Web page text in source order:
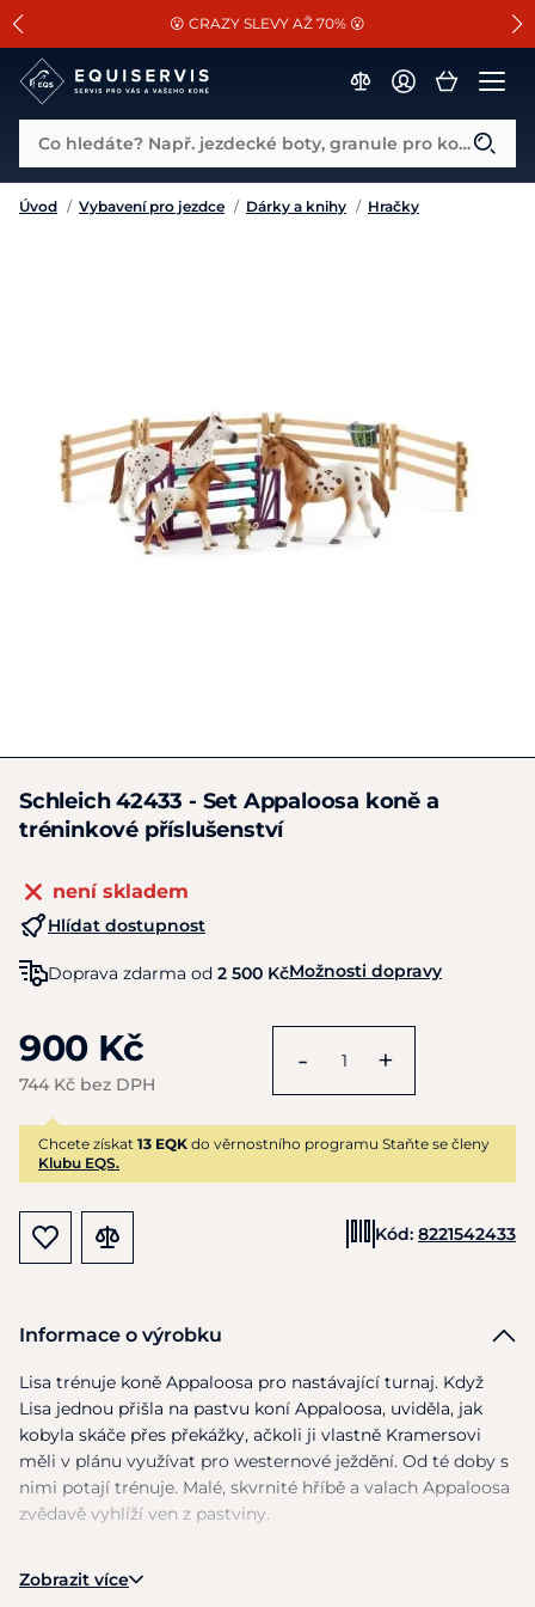
SLEVA 13% na vše od Cassini!
😮 CRAZY SLEVY AŽ 70% 😮
📐Pasování a doplňky k vybraným sedlům ZDARMA 🐴
Co hledáte? Např. jezdecké boty, granule pro koně...
Úvod / Vybavení pro jezdce / Dárky a knihy / Hračky
Schleich 42433 - Set Appaloosa koně a
tréninkové příslušenství
není skladem
Hlídat dostupnost
Doprava zdarma od 2 500 KčMožnosti dopravy
900 Kč
744 Kč bez DPH
- +
Chcete získat 13 EQK do věrnostního programu Staňte se členy
Klubu EQS.
Kód: 8221542433
Informace o výrobku
Lisa trénuje koně Appaloosa pro nastávající turnaj. Když
Lisa jednou přišla na pastvu koní Appaloosa, uviděla, jak
kobyla skáče přes překážky, ačkoli ji vlastně Kramersovi
měli v plánu využívat pro westernové ježdění. Od té doby s
nimi potají trénuje. Malé, skvrnité hříbě a valach Appaloosa
zvědavě vyhlíží ven z pastviny.
Appalooské hříbě, 4x výběhy, 1x jesle, 1x jablko, 1x překážka,
Zobrazit více